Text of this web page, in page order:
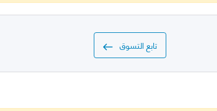
تابع التسوق